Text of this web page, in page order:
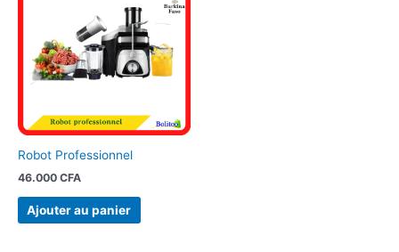
Robot Professionnel
46.000 CFA
Ajouter au panier